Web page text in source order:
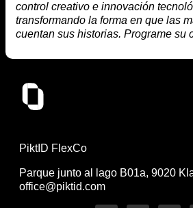
control creativo e innovación
transformando la forma en que las
cuentan sus historias. Programe su
PiktID FlexCo
Parque junto al lago B01a, 9020
office@piktid.com